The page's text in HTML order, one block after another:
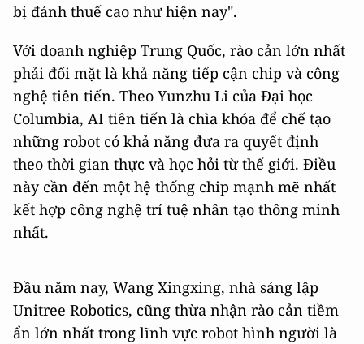
bị đánh thuế cao như hiện nay".
Với doanh nghiệp Trung Quốc, rào cản lớn nhất
phải đối mặt là khả năng tiếp cận chip và công
nghệ tiên tiến. Theo Yunzhu Li của Đại học
Columbia, AI tiên tiến là chìa khóa để chế tạo
những robot có khả năng đưa ra quyết định
theo thời gian thực và học hỏi từ thế giới. Điều
này cần đến một hệ thống chip mạnh mẽ nhất
kết hợp công nghệ trí tuệ nhân tạo thông minh
nhất.
Đầu năm nay, Wang Xingxing, nhà sáng lập
Unitree Robotics, cũng thừa nhận rào cản tiềm
ẩn lớn nhất trong lĩnh vực robot hình người là